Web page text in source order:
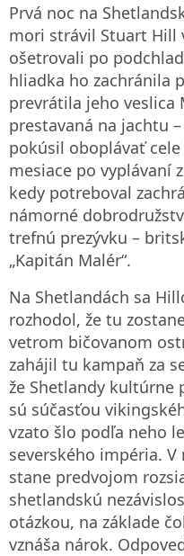
Prvá noc na
mori strávil Stuart Hill
ošetrovali po
hliadka ho zachránila
prevrátila jeho veslica
prestavaná na jachtu
pokúsil oboplávať
mesiace po vyplávaní
kedy potreboval
námorné
trefnú prezývku –
„Kapitán Malér“.
Na Shetlandách sa
rozhodol, že tu
vetrom bičovanom
zahájil tu kampaň za
že Shetlandy kultúrne
sú súčasťou
vzato šlo podľa neho
severského impéria.
stane predvojom
shetlandskú
otázkou, na základe
vznáša nárok.